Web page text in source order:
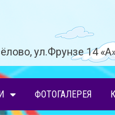
ул.Фрунзе 14
ФОТОГАЛЕРЕЯ